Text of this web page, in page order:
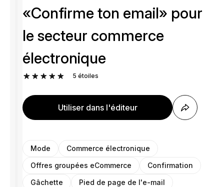
«Confirme ton email» pour
le secteur commerce
électronique
5 étoiles
Utiliser dans l'éditeur
Mode
Commerce électronique
Offres groupées eCommerce
Confirmation
Gâchette
Pied de page de l'e-mail